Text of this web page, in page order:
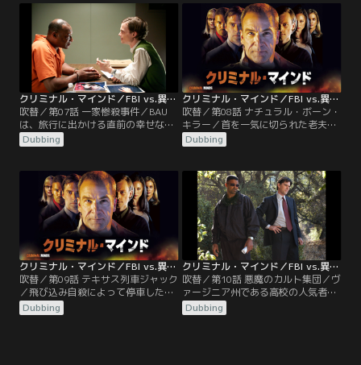
リルのようだった。身代金受け渡し
の指示もシェリルに出したいと要求
する誘拐犯。犯人の真の目的を探る
ため、大胆な行動に出るギデオン。
BAUのメンバーたちはパトリシアを
救うことはできるのか…
裏に行われていたはずの捜査がなぜ
かマスコミに漏れ、ニュースで大々
的に流れてしまう。射撃の適性試験
に落ちてしまい、銃の所持を禁じら
れていたリードは……。
クリミナル・マインド／FBI vs.異常犯罪 シーズン1 第07話／吹替
吹替／第07話 一家惨殺事件／BAU
は、旅行に出かける直前の幸せな家
族を襲った殺人犯の調査に乗り出
す。事件を調べていくうちに、数か
されていることが判明した。リード
は、ギデオンに命じられ、不安を抱
えながらも容疑者との面会に一人で
赴くが、戸惑いつつも独自のプロフ
ァイリングで容疑者の心の闇に迫っ
ていく…。
Dubbing
クリミナル・マインド／FBI vs.異常犯罪 シーズン1 第08話／吹替
吹替／第08話 ナチュラル・ボーン・
キラー／首を一気に切られた老夫婦
の惨殺死体が発見される。さらに死
体には拷問の痕跡も見受けられた。
れた血痕から第三の被害者の存在を
指摘、さらに異様に熟達した殺害手
口から、犯人は何度も殺人を経験し
ていると推測。そして彼らの調査は
幾つかの未解決事件にたどり着く
が……。
Dubbing
クリミナル・マインド／FBI vs.異常犯罪 シーズン1 第09話／吹替
吹替／第09話 テキサス列車ジャック
／飛び込み自殺によって停車した長
距離列車にたまたま乗り合わせてし
まったエル。すると、乗客の中にい
Dubbing
クリミナル・マインド／FBI vs.異常犯罪 シーズン1 第10話／吹替
吹替／第10話 悪魔のカルト集団／ヴ
ァージニア州である高校の人気者が
撲殺された。犯行現場に残された証
拠を調査していたBAUは、悪魔崇拝
Dubbing